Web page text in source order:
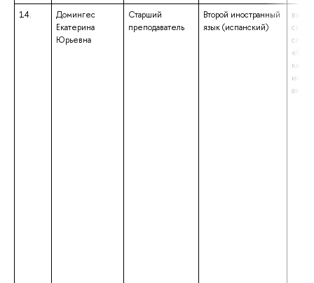
14.
Домингес
Екатерина
Юрьевна
Старший
преподаватель
Второй иностранный
язык (испанский)